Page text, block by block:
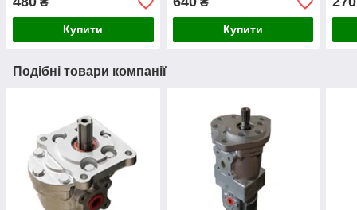
Купити Купити
Подібні товари компанії